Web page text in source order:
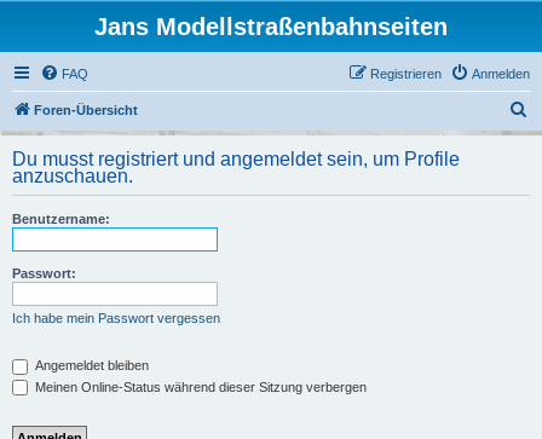
Jans Modellstraßenbahnseiten
FAQ Anmelden
Registrieren
Foren-Übersicht
u
h
Du musst registriert und angemeldet sein, um Profile
anzuschauen.
Benutzername:
Passwort:
Ich habe mein Passwort vergessen
Angemeldet bleiben
Meinen Online-Status während dieser Sitzung verbergen